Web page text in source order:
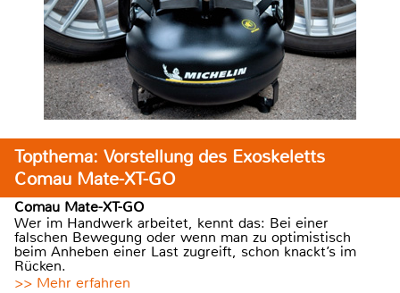
Topthema: Vorstellung des Exoskeletts
Comau Mate-XT-GO
Comau Mate-XT-GO
Wer im Handwerk arbeitet, kennt das: Bei einer
falschen Bewegung oder wenn man zu optimistisch
beim Anheben einer Last zugreift, schon knackt’s im
Rücken.
>> Mehr erfahren